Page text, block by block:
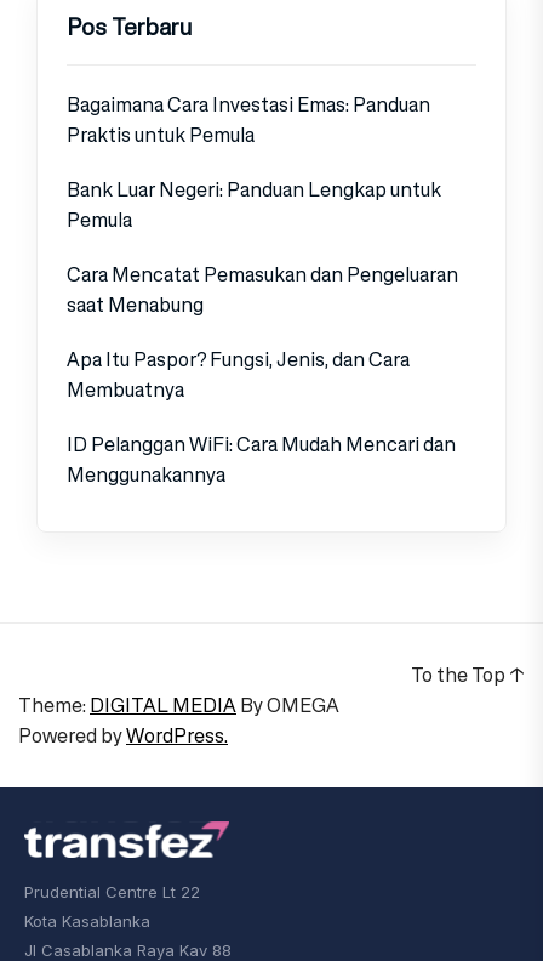
Pos Terbaru
Bagaimana Cara Investasi Emas: Panduan
Praktis untuk Pemula
Bank Luar Negeri: Panduan Lengkap untuk
Pemula
Cara Mencatat Pemasukan dan Pengeluaran
saat Menabung
Apa Itu Paspor? Fungsi, Jenis, dan Cara
Membuatnya
ID Pelanggan WiFi: Cara Mudah Mencari dan
Menggunakannya
Theme: DIGITAL MEDIAByOMEGA
Powered byWordPress.
To the Top ↑
Prudential Centre Lt 22
Kota Kasablanka
Jl Casablanka Raya Kav 88